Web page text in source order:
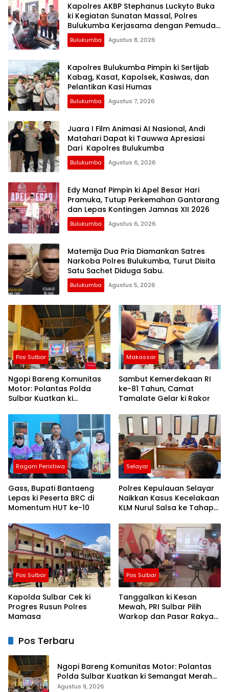
Kapolres AKBP Stephanus Luckyto Buka
ki Kegiatan Sunatan Massal, Polres
Bulukumba Kerjasama dengan Pemuda
Pancasila
Bulukumba Agustus 8, 2026
Kapolres Bulukumba Pimpin ki Sertijab
Kabag, Kasat, Kapolsek, Kasiwas, dan
Pelantikan Kasi Humas
Bulukumba Agustus 7, 2026
Juara I Film Animasi AI Nasional, Andi
Matahari Dapat ki Tauwwa Apresiasi
Dari Kapolres Bulukumba
Bulukumba Agustus 6, 2026
Edy Manaf Pimpin ki Apel Besar Hari
Pramuka, Tutup Perkemahan Gantarang
dan Lepas Kontingen Jamnas XII 2026
Bulukumba Agustus 6, 2026
Matemija Dua Pria Diamankan Satres
Narkoba Polres Bulukumba, Turut Disita
Satu Sachet Diduga Sabu.
Bulukumba Agustus 5, 2026
Pos Sulbar
Ngopi Bareng Komunitas
Motor: Polantas Polda
Sulbar Kuatkan ki
Keselamatan
Makassar
Sambut Kemerdekaan RI
ke-81 Tahun, Camat
Tamalate Gelar ki Rakor
Ragam Peristiwa
Gass, Bupati Bantaeng
Lepas ki Peserta BRC di
Momentum HUT ke-10
Selayar
Polres Kepulauan Selayar
Naikkan Kasus Kecelakaan
KLM Nurul Salsa ke Tahap
Pos Sulbar
Kapolda Sulbar Cek ki
Progres Rusun Polres
Mamasa
Pos Sulbar
Tanggalkan ki Kesan
Mewah, PRI Sulbar Pilih
Warkop dan Pasar Rakyat
Pos Terbaru
Ngopi Bareng Komunitas Motor: Polantas
Polda Sulbar Kuatkan ki Semangat Merah
Putih dan Keselamatan
Agustus 9, 2026